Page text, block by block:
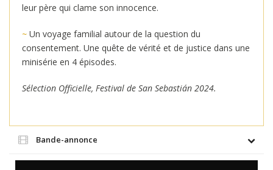
leur père qui clame son innocence.
~ Un voyage familial autour de la question du
consentement. Une quête de vérité et de justice dans une
minisérie en 4 épisodes.
Sélection Officielle, Festival de San Sebastián 2024.
Bande-annonce